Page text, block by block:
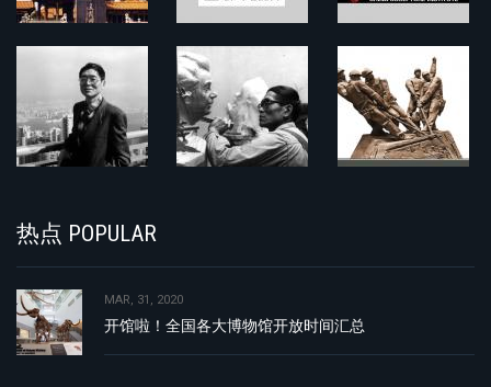
热点 POPULAR
MAR, 31, 2020
开馆啦！全国各大博物馆开放时间汇总